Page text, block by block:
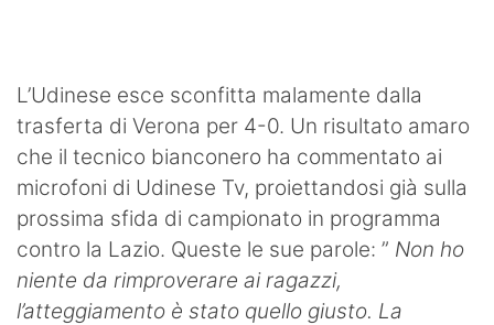
Contatti
L’Udinese esce sconfitta malamente dalla
trasferta di Verona per 4-0. Un risultato amaro
che il tecnico bianconero ha commentato ai
microfoni di Udinese Tv, proiettandosi già sulla
prossima sfida di campionato in programma
contro la Lazio. Queste le sue parole: ” Non ho
niente da rimproverare ai ragazzi,
l’atteggiamento è stato quello giusto. La